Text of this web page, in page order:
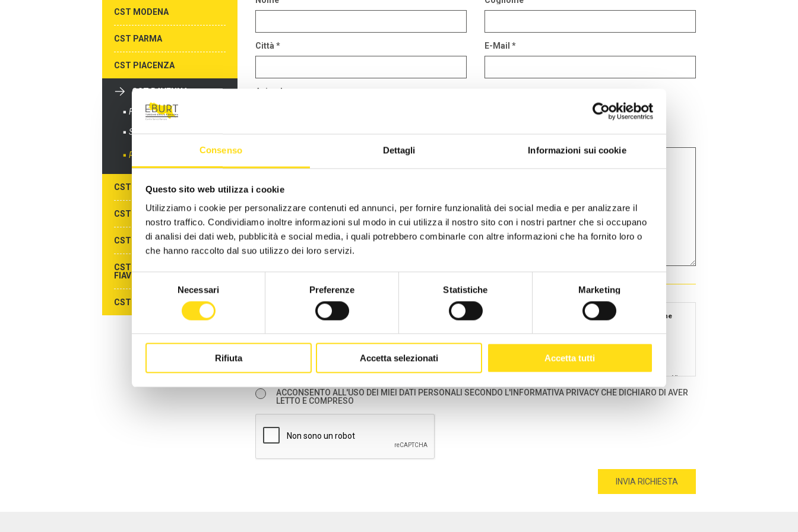
Consenso Dettagli Informazioni sui cookie
Questo sito web utilizza i cookie
Utilizziamo i cookie per personalizzare contenuti ed annunci, per fornire funzionalità dei social media e per analizzare il
nostro traffico. Condividiamo inoltre informazioni sul modo in cui utilizza il nostro sito con i nostri partner che si occupano
di analisi dei dati web, pubblicità e social media, i quali potrebbero combinarle con altre informazioni che ha fornito loro o
che hanno raccolto dal suo utilizzo dei loro servizi.
Necessari Preferenze Statistiche Marketing
Rifiuta Accetta selezionati Accetta tutti
CST Reggio Emilia
CST Agenzie di viaggio - FIAVET
2018
2017
CST MODENA
CST PARMA
CST PIACENZA
CST RAVENNA
Formazione gratuita
Sportelli informativi
Richiedi info
CST REGGIO EMILIA
CST RIMINI
CST ALBERGHI DI RIMINI
CST AGENZIE DI VIAGGIO -
FIAVET
CST CAMPEGGI - FAITA
Città * E-Mail *
Azienda
Messaggio
Informativa ai sensi degli articoli 13 -14 del Regolamento UE n. 679/2016 del 27 aprile 2016 relativo alla protezione delle persone
Gentile Signora/ Egregio Signore,
(EBURT) in qualità di Titolare del trattamento dei Suoi Dati Personali (d’ora innanzi, per brevità, il “Titolare”), con sede in Bologna, Via
Tiarini n. 22, tel. 051/4156056 - email:info@eburt.it- p.e.c.eburt@legalmail.itLe fornisce le seguenti informazioni relative al
trattamento dei Suoi Dati Personali, comuni e particolari (ossia dati anagrafici e dati idonei a rivelare l'origine razziale o etnica, le
opinioni politiche, le convinzioni religiose o filosofiche, o l'appartenenza sindacale, dati relativi alla salute o alla vita sessuale o
all'orientamento sessuale della persona), raccolti in occasione della domanda di erogazione di prestazioni sociali.
I dati personali sopra indicati saranno di seguito definiti congiuntamente come “Dati Personali".
Finalità e basi di legittimità
ACCONSENTO ALL'USO DEI MIEI DATI PERSONALI SECONDO L'INFORMATIVA PRIVACY CHE DICHIARO DI AVER
LETTO E COMPRESO